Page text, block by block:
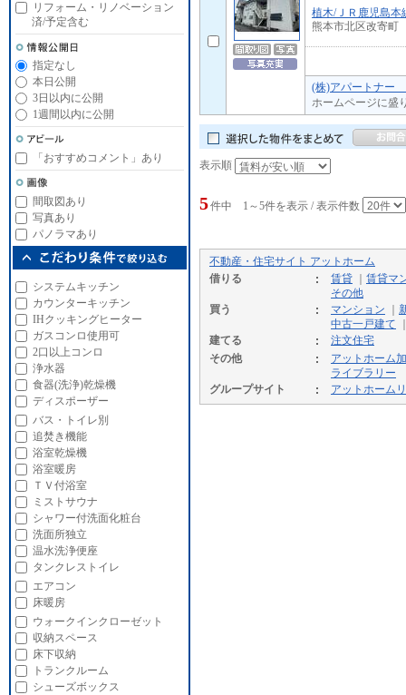
植木/ＪＲ鹿児島本
熊本市北区改寄町
(株)アパートナー
ホームページに盛
表示順
5件中 1～5件を表示 / 表示件数
不動産・住宅サイト アットホーム
借りる
賃貸
賃貸マ
その他
買う
マンション
中古一戸建て
建てる
注文住宅
その他
アットホーム
ライブラリー
グループサイト
アットホーム
リフォーム・リノベーション
済/予定含む
指定なし
本日公開
3日以内に公開
1週間以内に公開
「おすすめコメント」あり
間取図あり
写真あり
パノラマあり
システムキッチン
カウンターキッチン
IHクッキングヒーター
ガスコンロ使用可
2口以上コンロ
浄水器
食器(洗浄)乾燥機
ディスポーザー
バス・トイレ別
追焚き機能
浴室乾燥機
浴室暖房
ＴＶ付浴室
ミストサウナ
シャワー付洗面化粧台
洗面所独立
温水洗浄便座
タンクレストイレ
エアコン
床暖房
ウォークインクローゼット
収納スペース
床下収納
トランクルーム
シューズボックス